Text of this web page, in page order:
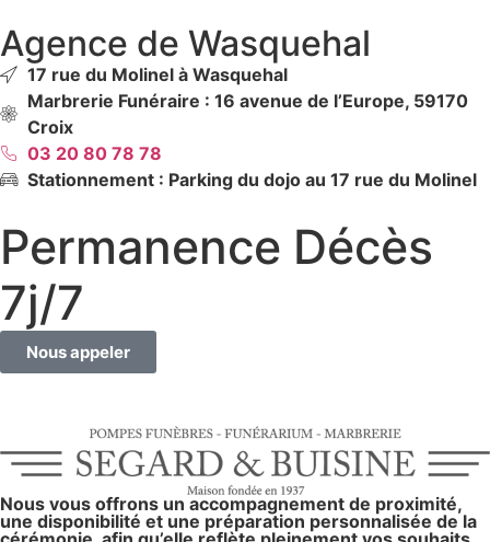
Agence de Wasquehal
17 rue du Molinel à Wasquehal
Marbrerie Funéraire : 16 avenue de l’Europe, 59170
Croix
03 20 80 78 78
Stationnement : Parking du dojo au 17 rue du Molinel
Permanence Décès
24h
Nous appeler
Nous vous offrons un accompagnement de proximité,
une disponibilité et une préparation personnalisée de la